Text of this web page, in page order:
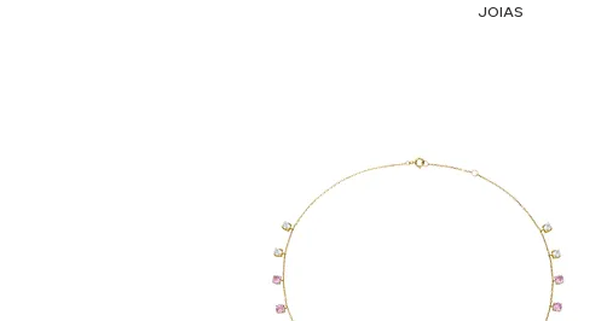
JOIAS